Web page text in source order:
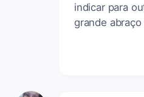
indicar para
grande